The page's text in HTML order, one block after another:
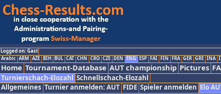
Logged on: Gast
Arabic ARM AZE BIH BUL CAT CHN CRO CZE DEN ENG ESP FAI FIN FRA GER GRE INA
Home Tournament-Database AUT championship Pictures
Turnierschach-Elozahl Schnellschach-Elozahl
Allgemeines Turnier anmelden: AUT FIDE Spieler anmelden Elo